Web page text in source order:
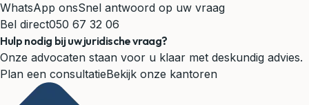
WhatsApp onsSnel antwoord op uw vraag
Bel direct050 67 32 06
Hulp nodig bij uw juridische vraag?
Onze advocaten staan voor u klaar met deskundig advies.
Plan een consultatieBekijk onze kantoren